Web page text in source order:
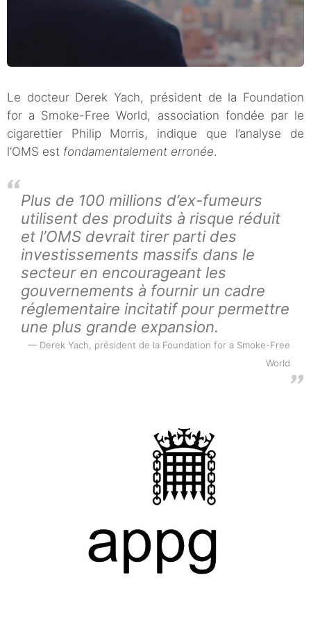
Le docteur Derek Yach, président de la Foundation
for a Smoke-Free World, association fondée par le
cigarettier Philip Morris, indique que l’analyse de
l’OMS est fondamentalement erronée.
Plus de 100 millions d’ex-fumeurs
utilisent des produits à risque réduit
et l’OMS devrait tirer parti des
investissements massifs dans le
secteur en encourageant les
gouvernements à fournir un cadre
réglementaire incitatif pour permettre
une plus grande expansion.
Derek Yach, président de la Foundation for a Smoke-Free
World